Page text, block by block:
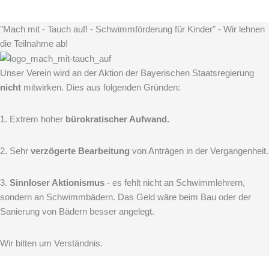
"Mach mit - Tauch auf! - Schwimmförderung für Kinder" - Wir lehnen
die Teilnahme ab!
Unser Verein wird an der Aktion der Bayerischen Staatsregierung
nicht mitwirken. Dies aus folgenden Gründen:
1. Extrem hoher bürokratischer Aufwand.
2. Sehr verzögerte Bearbeitung von Anträgen in der Vergangenheit.
3. Sinnloser Aktionismus - es fehlt nicht an Schwimmlehrern,
sondern an Schwimmbädern. Das Geld wäre beim Bau oder der
Sanierung von Bädern besser angelegt.
Wir bitten um Verständnis.